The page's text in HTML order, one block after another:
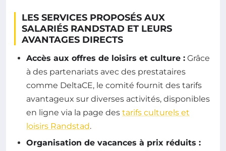
LES SERVICES PROPOSÉS AUX
SALARIÉS RANDSTAD ET LEURS
AVANTAGES DIRECTS
Accès aux offres de loisirs et culture : Grâce
à des partenariats avec des prestataires
comme DeltaCE, le comité fournit des tarifs
avantageux sur diverses activités, disponibles
en ligne via la page des tarifs culturels et
loisirs Randstad.
Organisation de vacances à prix réduits :